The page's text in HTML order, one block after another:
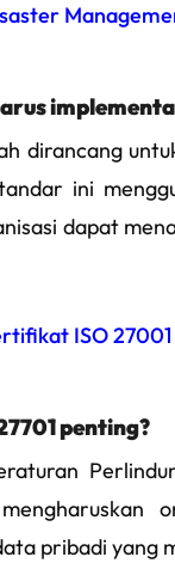
dirancang
ini
dapat
ISO
penting?
pribadi yang